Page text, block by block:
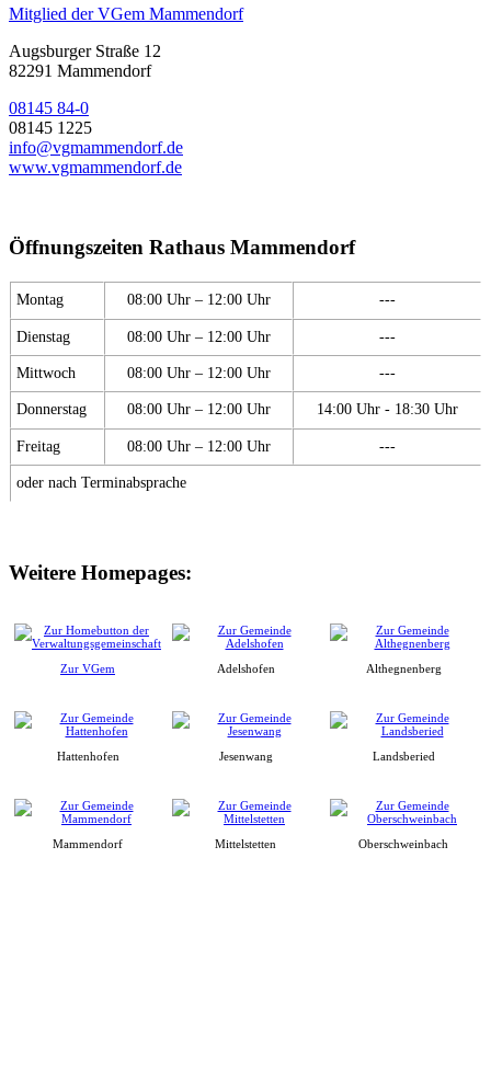
Mitglied der VGem Mammendorf
Augsburger Straße 12
82291 Mammendorf
08145 84-0
08145 1225
info@vgmammendorf.de
www.vgmammendorf.de
Öffnungszeiten Rathaus Mammendorf
Montag 08:00 Uhr – 12:00 Uhr ---
Dienstag 08:00 Uhr – 12:00 Uhr ---
Mittwoch 08:00 Uhr – 12:00 Uhr ---
Donnerstag 08:00 Uhr – 12:00 Uhr 14:00 Uhr - 18:30 Uhr
Freitag 08:00 Uhr – 12:00 Uhr ---
oder nach Terminabsprache
Weitere Homepages:
Zur VGem Adelshofen Althegnenberg
Hattenhofen Jesenwang Landsberied
Mammendorf Mittelstetten Oberschweinbach